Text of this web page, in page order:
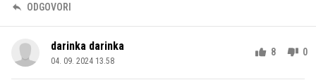
ODGOVORI
darinka darinka
04. 09. 2024 13.58
8 0